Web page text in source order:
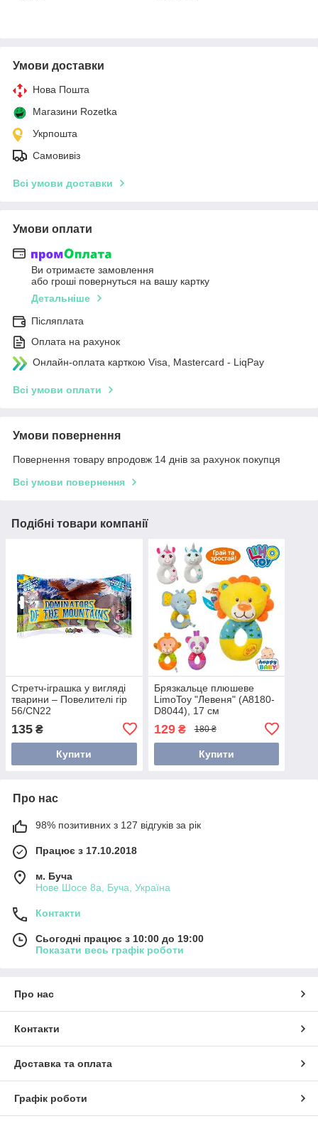
Умови доставки
Нова Пошта
Магазини Rozetka
Укрпошта
Самовивіз
Всі умови доставки
Умови оплати
Ви отримаєте замовлення
або гроші повернуться на вашу картку
Детальніше
Післяплата
Оплата на рахунок
Онлайн-оплата карткою Visa, Mastercard - LiqPay
Всі умови оплати
Умови повернення
Повернення товару впродовж 14 днів за рахунок покупця
Всі умови повернення
Подібні товари компанії
Стретч-іграшка у вигляді
тварини – Повелителі гір
56/CN22
135 ₴
Купити
Брязкальце плюшеве
LimoToy "Левеня" (A8180-
D8044), 17 см
129₴ 180 ₴
Купити
Про нас
98% позитивних з 127 відгуків за рік
Працює з 17.10.2018
м. Буча
Нове Шосе 8а, Буча, Україна
Контакти
Сьогодні працює з 10:00 до 19:00
Показати весь графік роботи
Про нас
Контакти
Доставка та оплата
Графік роботи